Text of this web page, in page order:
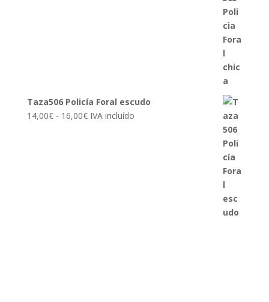
Taza506 Policía Foral escudo
14,00€ - 16,00€Rango
IVA incluído